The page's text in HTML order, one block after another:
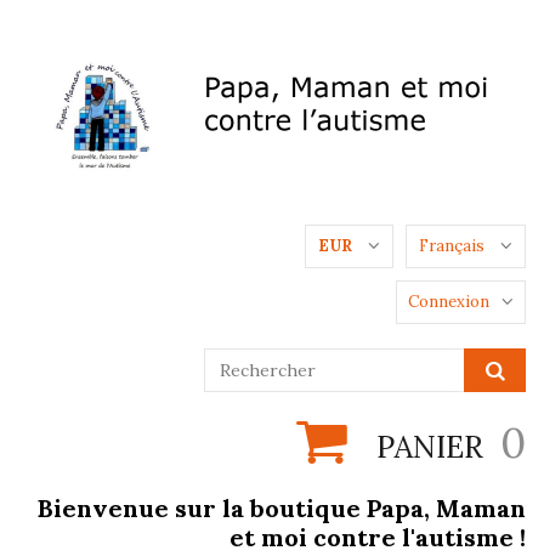
Français
EUR
Connexion
PANIER 0
Bienvenue sur la boutique Papa, Maman
et moi contre l'autisme !